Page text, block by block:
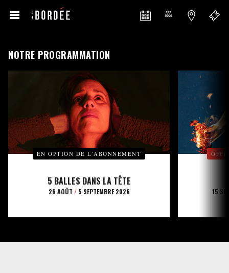
NOTRE PROGRAMMATION
EN OPTION DE L’ABONNEMENT
5 BALLES DANS LA TÊTE
26 AOÛT /5 SEPTEMBRE 2026 15